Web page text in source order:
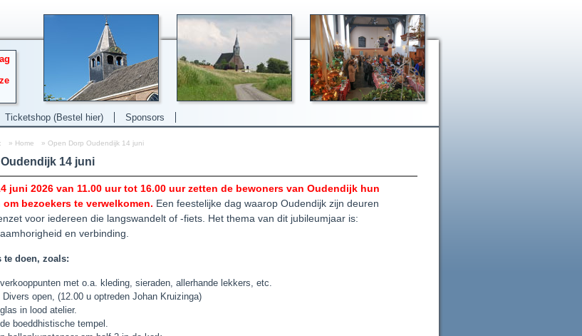
Ticketshop (Bestel hier) Sponsors
» Home » Open Dorp Oudendijk 14 juni
14 juni
juni 2026 van 11.00 uur tot 16.00 uur zetten de bewoners van Oudendijk hun
bezoekers te verwelkomen. Een feestelijke dag waarop Oudendijk zijn deuren
voor iedereen die langswandelt of -fiets. Het thema van dit jubileumjaar is:
en verbinding.
te doen, zoals:
met o.a. kleding, sieraden, allerhande lekkers, etc.
Divers open, (12.00 u optreden Johan Kruizinga)
in lood atelier.
boeddhistische tempel.